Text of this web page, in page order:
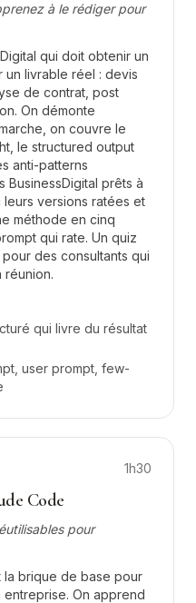
à le rédiger pour
qui doit obtenir un
un livrable réel : devis
de contrat, post
On démonte
on couvre le
le structured output
anti-patterns
BusinessDigital prêts à
versions ratées et
méthode en cinq
qui rate. Un quiz
des consultants qui
réunion.
qui livre du résultat
user prompt, few-
1h30
Code
pour
la brique de base pour
entreprise. On apprend